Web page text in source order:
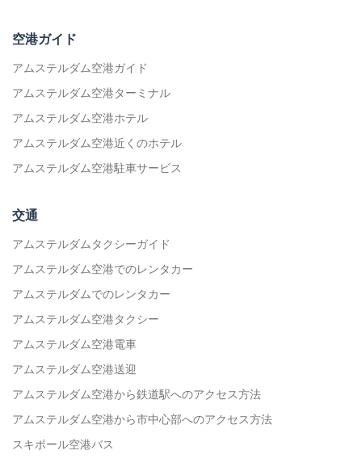
空港ガイド
アムステルダム空港ガイド
アムステルダム空港ターミナル
アムステルダム空港ホテル
アムステルダム空港近くのホテル
アムステルダム空港駐車サービス
交通
アムステルダムタクシーガイド
アムステルダム空港でのレンタカー
アムステルダムでのレンタカー
アムステルダム空港タクシー
アムステルダム空港電車
アムステルダム空港送迎
アムステルダム空港から鉄道駅へのアクセス方法
アムステルダム空港から市中心部へのアクセス方法
スキポール空港バス